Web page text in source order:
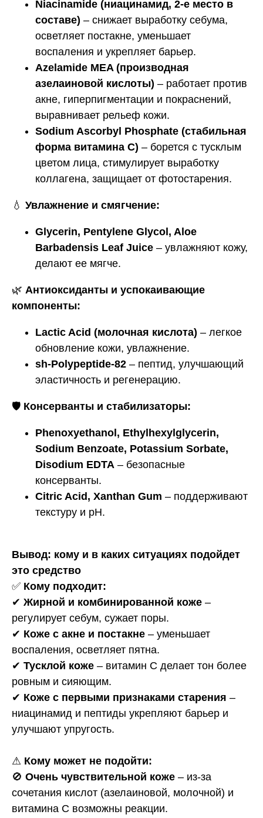
Niacinamide (ниацинамид, 2-е место в
составе) – снижает выработку себума,
осветляет постакне, уменьшает
воспаления и укрепляет барьер.
Azelamide MEA (производная
азелаиновой кислоты) – работает против
акне, гиперпигментации и покраснений,
выравнивает рельеф кожи.
Sodium Ascorbyl Phosphate (стабильная
форма витамина C) – борется с тусклым
цветом лица, стимулирует выработку
коллагена, защищает от фотостарения.
💧 Увлажнение и смягчение:
Glycerin, Pentylene Glycol, Aloe
Barbadensis Leaf Juice – увлажняют кожу,
делают ее мягче.
🌿 Антиоксиданты и успокаивающие
компоненты:
Lactic Acid (молочная кислота) – легкое
обновление кожи, увлажнение.
sh-Polypeptide-82 – пептид, улучшающий
эластичность и регенерацию.
🛡 Консерванты и стабилизаторы:
Phenoxyethanol, Ethylhexylglycerin,
Sodium Benzoate, Potassium Sorbate,
Disodium EDTA – безопасные
консерванты.
Citric Acid, Xanthan Gum – поддерживают
текстуру и pH.
Вывод: кому и в каких ситуациях подойдет
это средство
✅ Кому подходит:
✔ Жирной и комбинированной коже –
регулирует себум, сужает поры.
✔ Коже с акне и постакне – уменьшает
воспаления, осветляет пятна.
✔ Тусклой коже – витамин C делает тон более
ровным и сияющим.
✔ Коже с первыми признаками старения –
ниацинамид и пептиды укрепляют барьер и
улучшают упругость.
⚠ Кому может не подойти:
🚫 Очень чувствительной коже – из-за
сочетания кислот (азелаиновой, молочной) и
витамина C возможны реакции.